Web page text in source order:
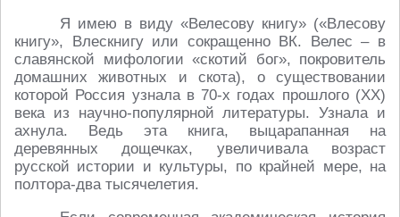
Я имею в виду «Велесову книгу» («Влесову
книгу», Влескнигу или сокращенно ВК. Велес – в
славянской мифологии «скотий бог», покровитель
домашних животных и скота), о существовании
которой Россия узнала в 70-х годах прошлого (XX)
века из научно-популярной литературы. Узнала и
ахнула. Ведь эта книга, выцарапанная на
деревянных дощечках, увеличивала возраст
русской истории и культуры, по крайней мере, на
полтора-два тысячелетия.